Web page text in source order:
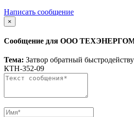
Написать сообщение
×
Сообщение для ООО
Тема: Затвор обратный
КТН-352-09